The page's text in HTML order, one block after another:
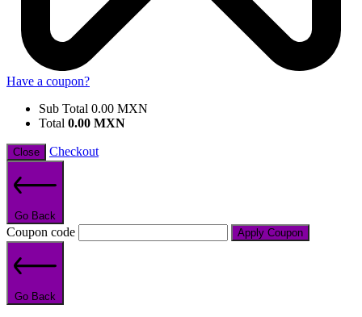
Have a coupon?
Sub Total 0.00 MXN
Total 0.00 MXN
Close Checkout
Go Back
Coupon code Apply Coupon
Go Back